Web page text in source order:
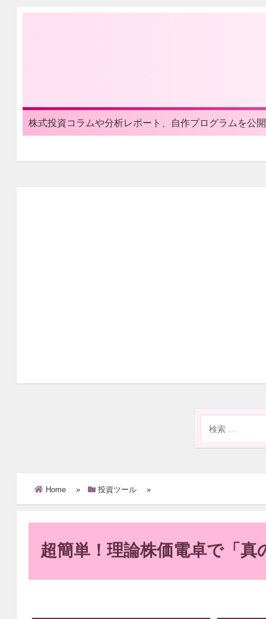
株式投資コラムや分析レポート、自作プログラムを公
Home » 投資ツール »
超簡単！理論株価電卓で「